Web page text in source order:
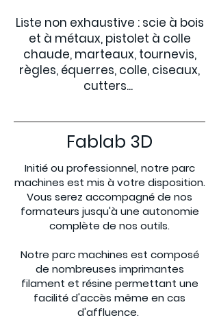
Liste non exhaustive : scie à bois
et à métaux, pistolet à colle
chaude, marteaux, tournevis,
règles, équerres, colle, ciseaux,
cutters...
Fablab 3D
Initié ou professionnel, notre parc
machines est mis à votre disposition.
Vous serez accompagné de nos
formateurs jusqu'à une autonomie
complète de nos outils.
Notre parc machines est composé
de nombreuses imprimantes
filament et résine permettant une
facilité d'accès même en cas
d'affluence.